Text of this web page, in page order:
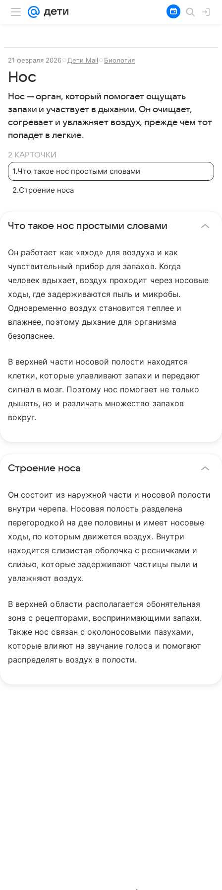
21 февраля 2026 Дети Mail Биология
Нос
Нос — орган, который помогает ощущать
запахи и участвует в дыхании. Он очищает,
согревает и увлажняет воздух, прежде чем тот
попадет в легкие.
2 КАРТОЧКИ
1.Что такое нос простыми словами
2.Строение носа
Что такое нос простыми словами
Он работает как «вход» для воздуха и как
чувствительный прибор для запахов. Когда
человек вдыхает, воздух проходит через носовые
ходы, где задерживаются пыль и микробы.
Одновременно воздух становится теплее и
влажнее, поэтому дыхание для организма
безопаснее.
В верхней части носовой полости находятся
клетки, которые улавливают запахи и передают
сигнал в мозг. Поэтому нос помогает не только
дышать, но и различать множество запахов
вокруг.
Строение носа
Он состоит из наружной части и носовой полости
внутри черепа. Носовая полость разделена
перегородкой на две половины и имеет носовые
ходы, по которым движется воздух. Внутри
находится слизистая оболочка с ресничками и
слизью, которые задерживают частицы пыли и
увлажняют воздух.
В верхней области располагается обонятельная
зона с рецепторами, воспринимающими запахи.
Также нос связан с околоносовыми пазухами,
которые влияют на звучание голоса и помогают
распределять воздух в полости.